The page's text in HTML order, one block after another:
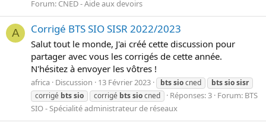
Forum: CNED - Aide aux devoirs
A Corrigé BTS SIO SISR 2022/2023
Salut tout le monde, J'ai créé cette discussion pour
partager avec vous les corrigés de cette année.
N'hésitez à envoyer les vôtres !
africa Discussion 13 Février 2023 btssiocned btssiosisr
corrigé btssio corrigé btssiocned Réponses: 3 Forum: BTS
SIO - Spécialité administrateur de réseaux